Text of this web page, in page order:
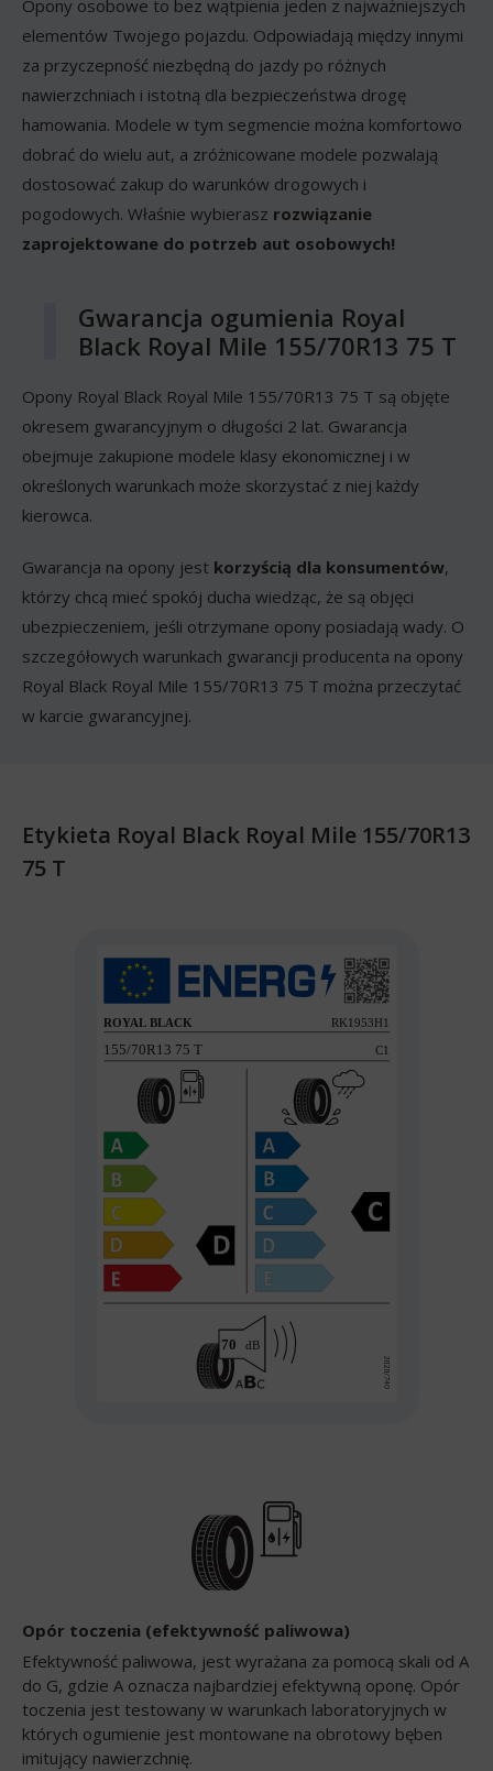
Opony osobowe to bez wątpienia jeden z najważniejszych
elementów Twojego pojazdu. Odpowiadają między innymi
za przyczepność niezbędną do jazdy po różnych
nawierzchniach i istotną dla bezpieczeństwa drogę
hamowania. Modele w tym segmencie można komfortowo
dobrać do wielu aut, a zróżnicowane modele pozwalają
dostosować zakup do warunków drogowych i
pogodowych. Właśnie wybierasz rozwiązanie
zaprojektowane do potrzeb aut osobowych!
Gwarancja ogumienia Royal
Black Royal Mile 155/70R13 75 T
Opony Royal Black Royal Mile 155/70R13 75 T są objęte
okresem gwarancyjnym o długości 2 lat. Gwarancja
obejmuje zakupione modele klasy ekonomicznej i w
określonych warunkach może skorzystać z niej każdy
kierowca.
Gwarancja na opony jest korzyścią dla konsumentów,
którzy chcą mieć spokój ducha wiedząc, że są objęci
ubezpieczeniem, jeśli otrzymane opony posiadają wady. O
szczegółowych warunkach gwarancji producenta na opony
Royal Black Royal Mile 155/70R13 75 T można przeczytać
w karcie gwarancyjnej.
Etykieta Royal Black Royal Mile 155/70R13
75 T
Opór toczenia (efektywność paliwowa)
Efektywność paliwowa, jest wyrażana za pomocą skali od A
do G, gdzie A oznacza najbardziej efektywną oponę. Opór
toczenia jest testowany w warunkach laboratoryjnych w
których ogumienie jest montowane na obrotowy bęben
imitujący nawierzchnię.